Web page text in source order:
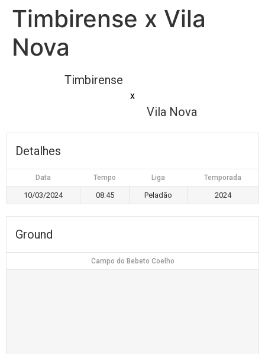
Timbirense x Vila
Nova
Timbirense
x
Vila Nova
Detalhes
Data Tempo Liga Temporada
10/03/2024 08:45 Peladão 2024
Ground
Campo do Bebeto Coelho